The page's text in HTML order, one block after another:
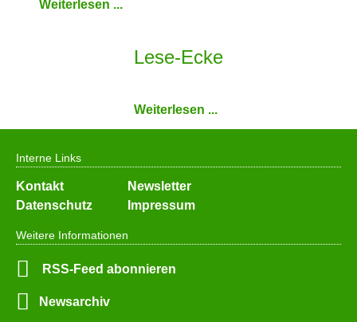
Weiterlesen ...
Lese-Ecke
Weiterlesen ...
Weitere Informationen
RSS-Feed abonnieren
Newsarchiv
Interne Links
Navigation
überspringen
Kontakt
Newsletter
Datenschutz
Impressum